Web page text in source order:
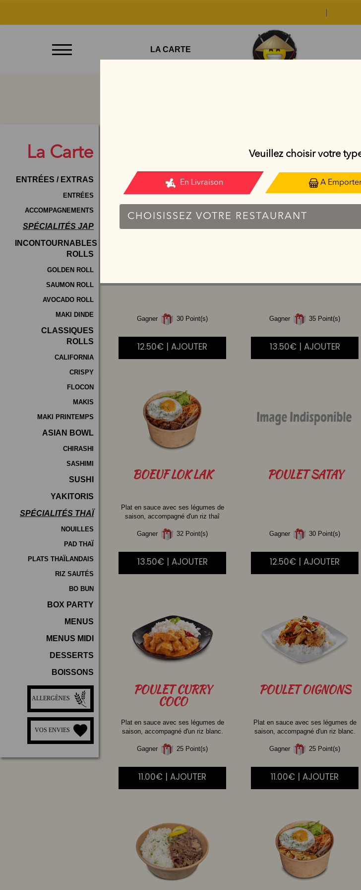
Emporter
Contact
Mentions
Légales
Programme
De
Fidélité
Vos
Avis
de
LA CARTE
La Carte
ENTRÉES / EXTRAS
ENTRÉES
ACCOMPAGNEMENTS
SPÉCIALITÉS JAP
INCONTOURNABLES
ROLLS
GOLDEN ROLL
SAUMON ROLL
AVOCADO ROLL
MAKI DINDE
CLASSIQUES
ROLLS
CALIFORNIA
CRISPY
FLOCON
MAKIS
MAKI PRINTEMPS
ASIAN BOWL
CHIRASHI
SASHIMI
SUSHI
YAKITORIS
SPÉCIALITÉS THAÏ
NOUILLES
PAD THAÏ
PLATS THAÏLANDAIS
RIZ SAUTÉS
BO BUN
BOX PARTY
MENUS
MENUS MIDI
DESSERTS
BOISSONS
ALLERGÈNES
VOS ENVIES
Gagner 30 Point(s)
12.50€ | AJOUTER
Gagner 35 Point(s)
13.50€ | AJOUTER
BOEUFLOK LAK
Plat en sauce avec ses légumes de
saison, accompagné d'un riz thaî
Gagner 32 Point(s)
13.50€ | AJOUTER
POULETSATAY
Gagner 30 Point(s)
12.50€ | AJOUTER
POULETCURRY
COCO
Plat en sauce avec ses légumes de
saison, accompagné d'un riz blanc.
Gagner 25 Point(s)
11.00€ | AJOUTER
POULETOIGNONS
Plat en sauce avec ses légumes de
saison, accompagné d'un riz blanc.
Gagner 25 Point(s)
11.00€ | AJOUTER